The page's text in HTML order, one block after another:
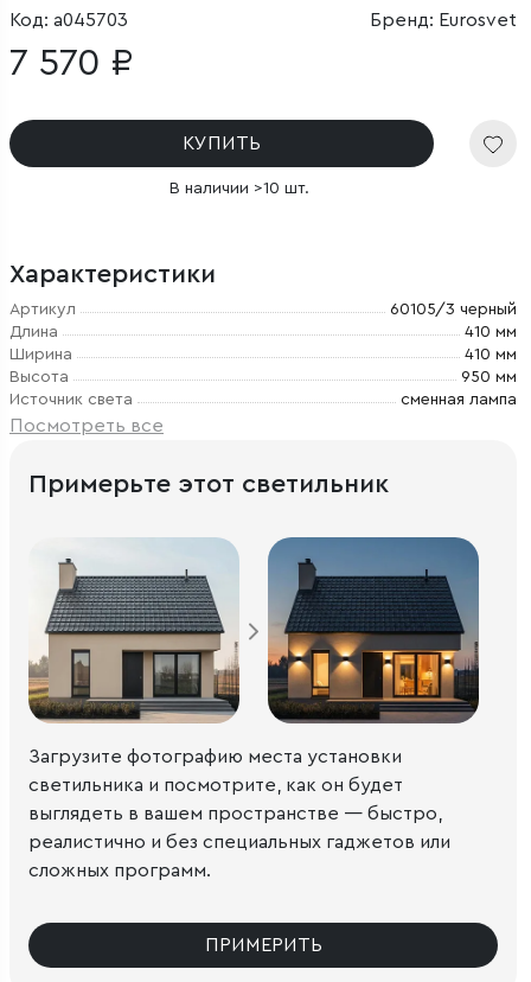
Код: a045703 Бренд: Eurosvet
7 570 ₽
КУПИТЬ
В наличии >10 шт.
Характеристики
Артикул
60105/3 черный
Длина
410 мм
Ширина
410 мм
Высота
950 мм
Источник света
сменная лампа
Посмотреть все
Примерьте этот светильник
Загрузите фотографию места установки
светильника и посмотрите, как он будет
выглядеть в вашем пространстве — быстро,
реалистично и без специальных гаджетов или
сложных программ.
ПРИМЕРИТЬ